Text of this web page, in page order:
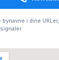
bynavne i dine